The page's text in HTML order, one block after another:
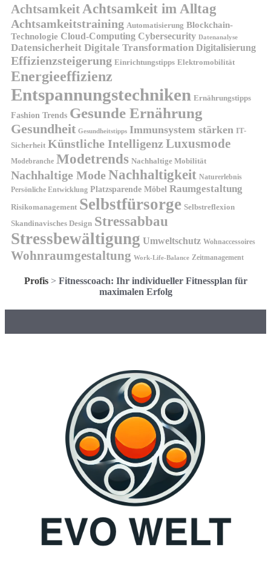
AchtsamkeitAchtsamkeit im Alltag
Achtsamkeitstraining Automatisierung Blockchain-
Technologie Cloud-Computing Cybersecurity Datenanalyse
Datensicherheit Digitale Transformation Digitalisierung
Effizienzsteigerung Einrichtungstipps Elektromobilität
Energieeffizienz
Entspannungstechniken Ernährungstipps
Fashion Trends Gesunde Ernährung
Gesundheit Gesundheitstipps Immunsystem stärken IT-
Sicherheit Künstliche IntelligenzLuxusmode
Modebranche Modetrends Nachhaltige Mobilität
Nachhaltige ModeNachhaltigkeit Naturerlebnis
Persönliche Entwicklung Platzsparende Möbel Raumgestaltung
Risikomanagement Selbstfürsorge Selbstreflexion
Skandinavisches Design Stressabbau
Stressbewältigung Umweltschutz Wohnaccessoires
Wohnraumgestaltung Work-Life-Balance Zeitmanagement
Profis> Fitnesscoach: Ihr individueller Fitnessplan für
maximalen Erfolg